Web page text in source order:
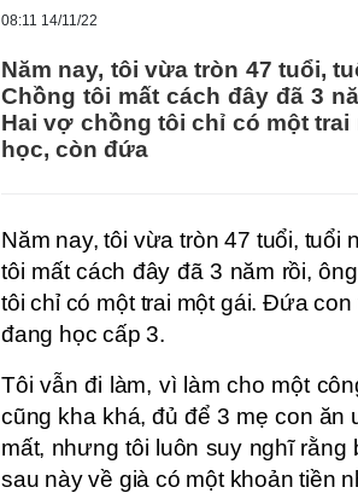
08:11 14/11/22
Năm nay, tôi vừa tròn 47 tuổi,
Chồng tôi mất cách đây đã 3
Hai vợ chồng tôi chỉ có một
học, còn đứa
Năm nay, tôi vừa tròn 47 tuổi, tuổi
tôi mất cách đây đã 3 năm rồi,
tôi chỉ có một trai một gái. Đứa
đang học cấp 3.
Tôi vẫn đi làm, vì làm cho một
cũng kha khá, đủ để 3 mẹ con ăn
mất, nhưng tôi luôn suy nghĩ
sau này về già có một khoản tiền